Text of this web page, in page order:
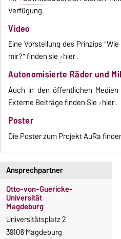
Verfügung.
Video
Eine Vorstellung des Prinzips
mir?" finden sie hier.
Autonomisierte Räder und
Auch in den öffentlichen
Externe Beiträge finden Sie hier.
Poster
Die Poster zum Projekt AuRa
Ansprechpartner
Otto-von-Guericke-
Universität
Magdeburg
Universitätsplatz 2
39106 Magdeburg